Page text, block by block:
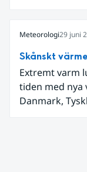
Meteorologi29 juni
Skånskt
Extremt varm
tiden med nya
Danmark,